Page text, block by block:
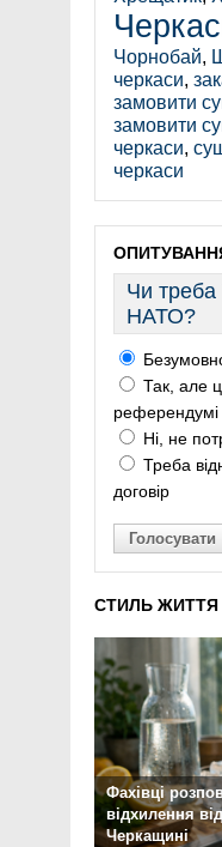
Чорнобай,
черкаси,
замовити
замовити
черкаси,
черкаси
Чи треба
НАТО?
Так, але
референдумі
Ні, не
Треба
договір
Голосувати
СТИЛЬ ЖИТТЯ
Фахівці
відхилення
Черкащині